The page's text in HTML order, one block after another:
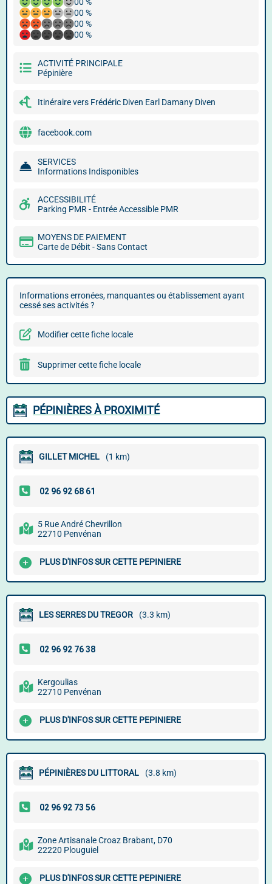
00 %
00 %
00 %
ACTIVITÉ PRINCIPALE
Pépinière
Itinéraire vers Frédéric Diven Earl Damany Diven
facebook.com
SERVICES
Informations Indisponibles
ACCESSIBILITÉ
Parking PMR - Entrée Accessible PMR
MOYENS DE PAIEMENT
Carte de Débit - Sans Contact
Informations erronées, manquantes ou établissement ayant
cessé ses activités ?
Modifier cette fiche locale
Supprimer cette fiche locale
PÉPINIÈRES À PROXIMITÉ
GILLET MICHEL (1 km)
5 Rue André Chevrillon
22710 Penvénan
PLUS D'INFOS SUR CETTE PEPINIERE
LES SERRES DU TREGOR (3.3 km)
Kergoulias
22710 Penvénan
PLUS D'INFOS SUR CETTE PEPINIERE
PÉPINIÈRES DU LITTORAL (3.8 km)
Zone Artisanale Croaz Brabant, D70
22220 Plouguiel
PLUS D'INFOS SUR CETTE PEPINIERE